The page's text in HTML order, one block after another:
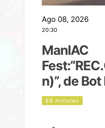
Ago 08, 2026
20:30
ManIAC
n)”, de
88 minutes